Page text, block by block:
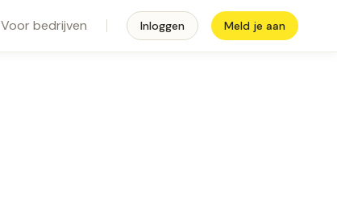
Voor bedrijven Inloggen Meld je aan